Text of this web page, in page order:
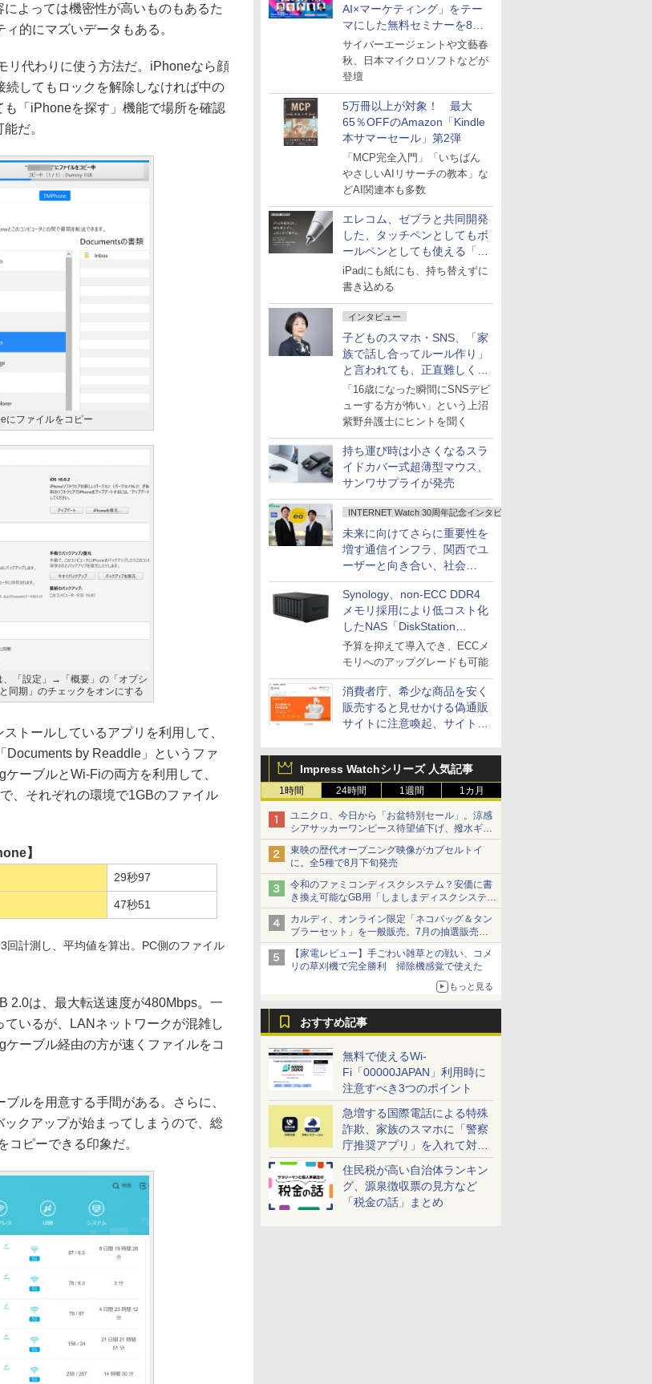
AI×マーケティング」をテー
マにした無料セミナーを8月
27日にオンライン開催
サイバーエージェントや文藝春
秋、日本マイクロソフトなどが
登壇
5万冊以上が対象！ 最大
65％OFFのAmazon「Kindle
本サマーセール」第2弾
「MCP完全入門」「いちばん
やさしいAIリサーチの教本」な
どAI関連本も多数
エレコム、ゼブラと共同開発
した、タッチペンとしてもボ
ールペンとしても使える「ス
タイラスツーウェイ」発売
iPadにも紙にも、持ち替えずに
書き込める
インタビュー
子どものスマホ・SNS、「家
族で話し合ってルール作り」
と言われても、正直難しくな
いですか？
「16歳になった瞬間にSNSデビ
ューする方が怖い」という上沼
紫野弁護士にヒントを聞く
持ち運び時は小さくなるスラ
イドカバー式超薄型マウス、
サンワサプライが発売
INTERNET Watch 30周年記念インタビュー
未来に向けてさらに重要性を
増す通信インフラ、関西でユ
ーザーと向き合い、社会
の“あたらしい”を起動し続け
る～オプテージ
Synology、non-ECC DDR4
メモリ採用により低コスト化
したNAS「DiskStation
neo+」シリーズ
予算を抑えて導入でき、ECCメ
モリへのアップグレードも可能
消費者庁、希少な商品を安く
販売すると見せかける偽通販
サイトに注意喚起、サイト名
Impress Watchシリーズ 人気記事
1時間 24時間 1週間 1カ月
ユニクロ、今日から「お盆特別セール」。涼感
シアサッカーワンピース待望値下げ、撥水ギア
ショーツは1990円に
東映の歴代オープニング映像がカプセルトイ
に。全5種で8月下旬発売
令和のファミコンディスクシステム？安価に書
き換え可能なGB用「しましまディスクシステ
ム」
カルディ、オンライン限定「ネコバッグ＆タン
ブラーセット」を一般販売。7月の抽選販売の
当選無効分
【家電レビュー】手ごわい雑草との戦い、コメ
リの草刈機で完全勝利 掃除機感覚で使えた
もっと見る
おすすめ記事
無料で使えるWi-
Fi「00000JAPAN」利用時に
注意すべき3つのポイント
急増する国際電話による特殊
詐欺、家族のスマホに「警察
庁推奨アプリ」を入れて対策
しよう！
住民税が高い自治体ランキン
グ、源泉徴収票の見方など
「税金の話」まとめ
によっては機密性が高いものもあるた
的にマズいデータもある。
代わりに使う方法だ。iPhoneなら顔
してもロックを解除しなければ中の
「iPhoneを探す」機能で場所を確認
だ。
にファイルをコピー
「設定」→「概要」の「オプシ
同期」のチェックをオンにする
トールしているアプリを利用して、
by Readdle」というファ
ーブルとWi-Fiの両方を利用して、
、それぞれの環境で1GBのファイル
】
29秒97
47秒51
計測し、平均値を算出。PC側のファイル
2.0は、最大転送速度が480Mbps。一
いるが、LANネットワークが混雑し
ーブル経由の方が速くファイルをコ
ルを用意する手間がある。さらに、
クアップが始まってしまうので、総
ピーできる印象だ。